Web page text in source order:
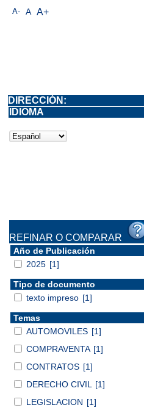
A- A A+
DIRECCIÓN:
IDIOMA
REFINAR O COMPARAR
Año de Publicación
2025 [1]
Tipo de documento
texto impreso [1]
Temas
AUTOMOVILES [1]
COMPRAVENTA [1]
CONTRATOS [1]
DERECHO CIVIL
[1]
LEGISLACION [1]